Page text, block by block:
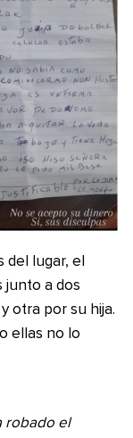
del lugar, el
junto a dos
otra por su hija.
ellas no lo
robado el